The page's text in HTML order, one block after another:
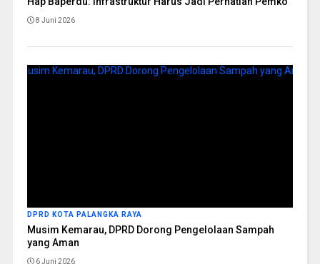
8 Juni 2026
DPRD KOTA PALANGKA RAYA
Musim Kemarau, DPRD Dorong Pengelolaan Sampah
yang Aman
6 Juni 2026